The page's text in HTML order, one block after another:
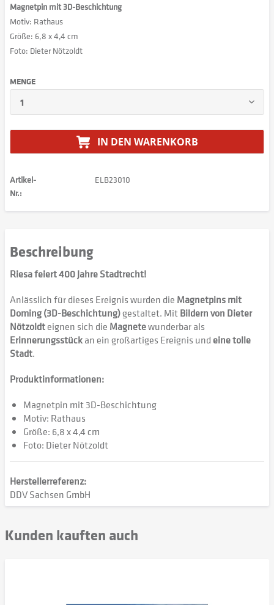
Magnetpin mit 3D-Beschichtung
Motiv: Rathaus
Größe: 6,8 x 4,4 cm
Foto: Dieter Nötzoldt
MENGE
IN DEN WARENKORB
Artikel-
Nr.:
ELB23010
Beschreibung
Riesa feiert 400 Jahre Stadtrecht!
Anlässlich für dieses Ereignis wurden die Magnetpins mit
Doming (3D-Beschichtung)gestaltet. MitBildern von Dieter
Nötzoldteignen sich die Magnetewunderbar als
Erinnerungsstückan ein großartiges Ereignis und eine tolle
Stadt.
Produktinformationen:
Magnetpin mit 3D-Beschichtung
Motiv: Rathaus
Größe: 6,8 x 4,4 cm
Foto: Dieter Nötzoldt
Herstellerreferenz:
DDV Sachsen GmbH
Kunden kauften auch